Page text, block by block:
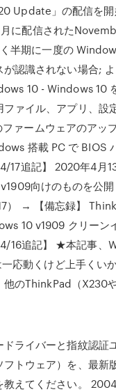
Update」の配信を
月に配信された
半期に一度の
が認識されない場合;
10 - Windows 10
ファイル、アプリ、設
ァームウェアのアッ
搭載 PC で BIOS
17追記】 2020年4月
向けのものを公開
） → 【備忘録】
10 v1909 クリーン
16追記】 ★本記事、
応動くけど上手くい
他のThinkPad（X230
ライバーと指紋認証
フトウェア）を、最新
教えてください。